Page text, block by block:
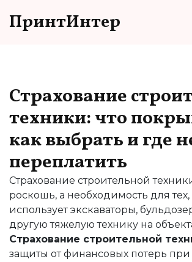
ПринтИнтер
Страхование
техники: что
как выбрать и где
переплатить
Страхование строительной
роскошь, а необходимость для тех,
использует экскаваторы,
другую тяжелую технику на
Страхование строительной
защиты от финансовых потерь при